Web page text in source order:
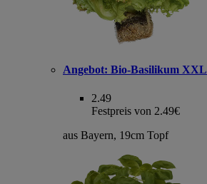
Angebot: Bio-Basilikum XXL
2.49
Festpreis von 2.49€
aus Bayern, 19cm Topf